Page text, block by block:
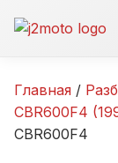
Главная /
CBR600F4
CBR600F4